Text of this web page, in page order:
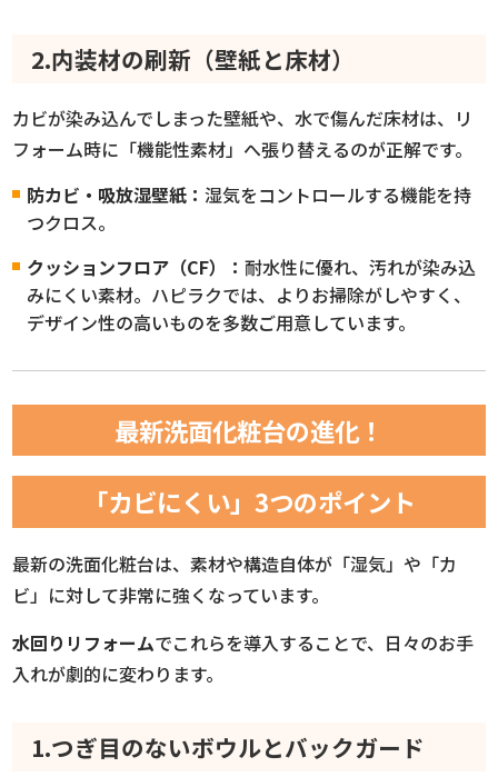
2.内装材の刷新（壁紙と床材）
カビが染み込んでしまった壁紙や、水で傷んだ床材は、リ
フォーム時に「機能性素材」へ張り替えるのが正解です。
防カビ・吸放湿壁紙：湿気をコントロールする機能を持
つクロス。
クッションフロア（CF）：耐水性に優れ、汚れが染み込
みにくい素材。ハピラクでは、よりお掃除がしやすく、
デザイン性の高いものを多数ご用意しています。
最新洗面化粧台の進化！
「カビにくい」3つのポイント
最新の洗面化粧台は、素材や構造自体が「湿気」や「カ
ビ」に対して非常に強くなっています。
水回りリフォームでこれらを導入することで、日々のお手
入れが劇的に変わります。
1.つぎ目のないボウルとバックガード